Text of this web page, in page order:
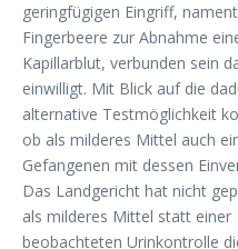
geringfügigen Eingriff,
Fingerbeere zur Abnahme
Kapillarblut, verbunden sein
einwilligt. Mit Blick auf die
alternative Testmöglichkeit
ob als milderes Mittel auch
Gefangenen mit dessen
Das Landgericht hat nicht
als milderes Mittel statt einer
beobachteten Urinkontrolle